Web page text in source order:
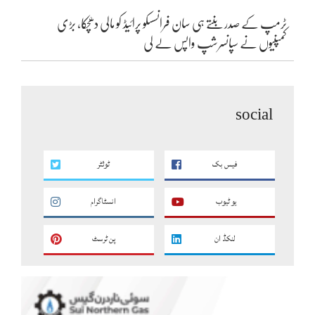
ٹرمپ کے صدر بنتے ہی سان فرانسسکو پرائیڈ کو مالی دھچکا، بڑی
کمپنیوں نے سپانسرشپ واپس لے لی
social
فیس بک ٹوئٹر
یو ٹیوب انسٹاگرام
لنکڈ ان پن ٹرسٹ